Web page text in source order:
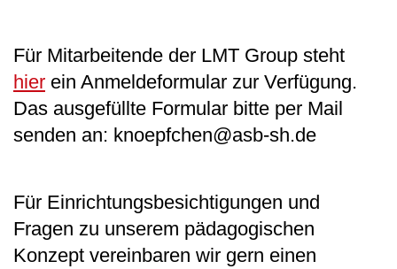
Für Mitarbeitende der LMT Group steht
hier ein Anmeldeformular zur Verfügung.
Das ausgefüllte Formular bitte per Mail
senden an: knoepfchen@asb-sh.de
Für Einrichtungsbesichtigungen und
Fragen zu unserem pädagogischen
Konzept vereinbaren wir gern einen